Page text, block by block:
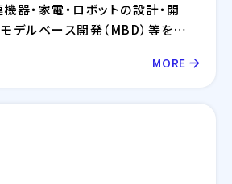
器・家電・ロボットの設計・開
デルベース開発（MBD）等を提
を中心とした幅広い業界に対して
ンフラ設計・評価検証業務等を提
MORE